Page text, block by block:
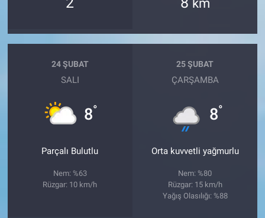
km
24 ŞUBAT
SALI
8°
Parçalı Bulutlu
Nem: %63
Rüzgar: 10 km/h
25 ŞUBAT
ÇARŞAMBA
8°
Orta kuvvetli yağmurlu
Nem: %80
Rüzgar: 15 km/h
Yağış Olasılığı: %88